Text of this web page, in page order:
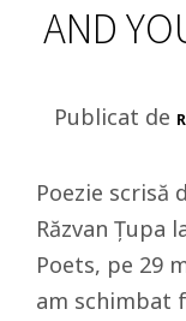
AND
Publicat de
Poezie scrisă
Răzvan Țupa
Poets, pe 29
am schimbat